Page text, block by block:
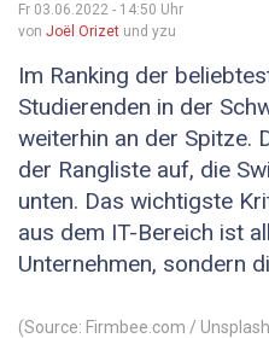
Fr 03.06.2022 - 14:50 Uhr
von Joël Orizet und yzu
Im Ranking der
Studierenden in der
weiterhin an der Spitze.
der Rangliste auf, die
unten. Das wichtigste
aus dem IT-Bereich ist
Unternehmen, sondern
(Source: Firmbee.com /